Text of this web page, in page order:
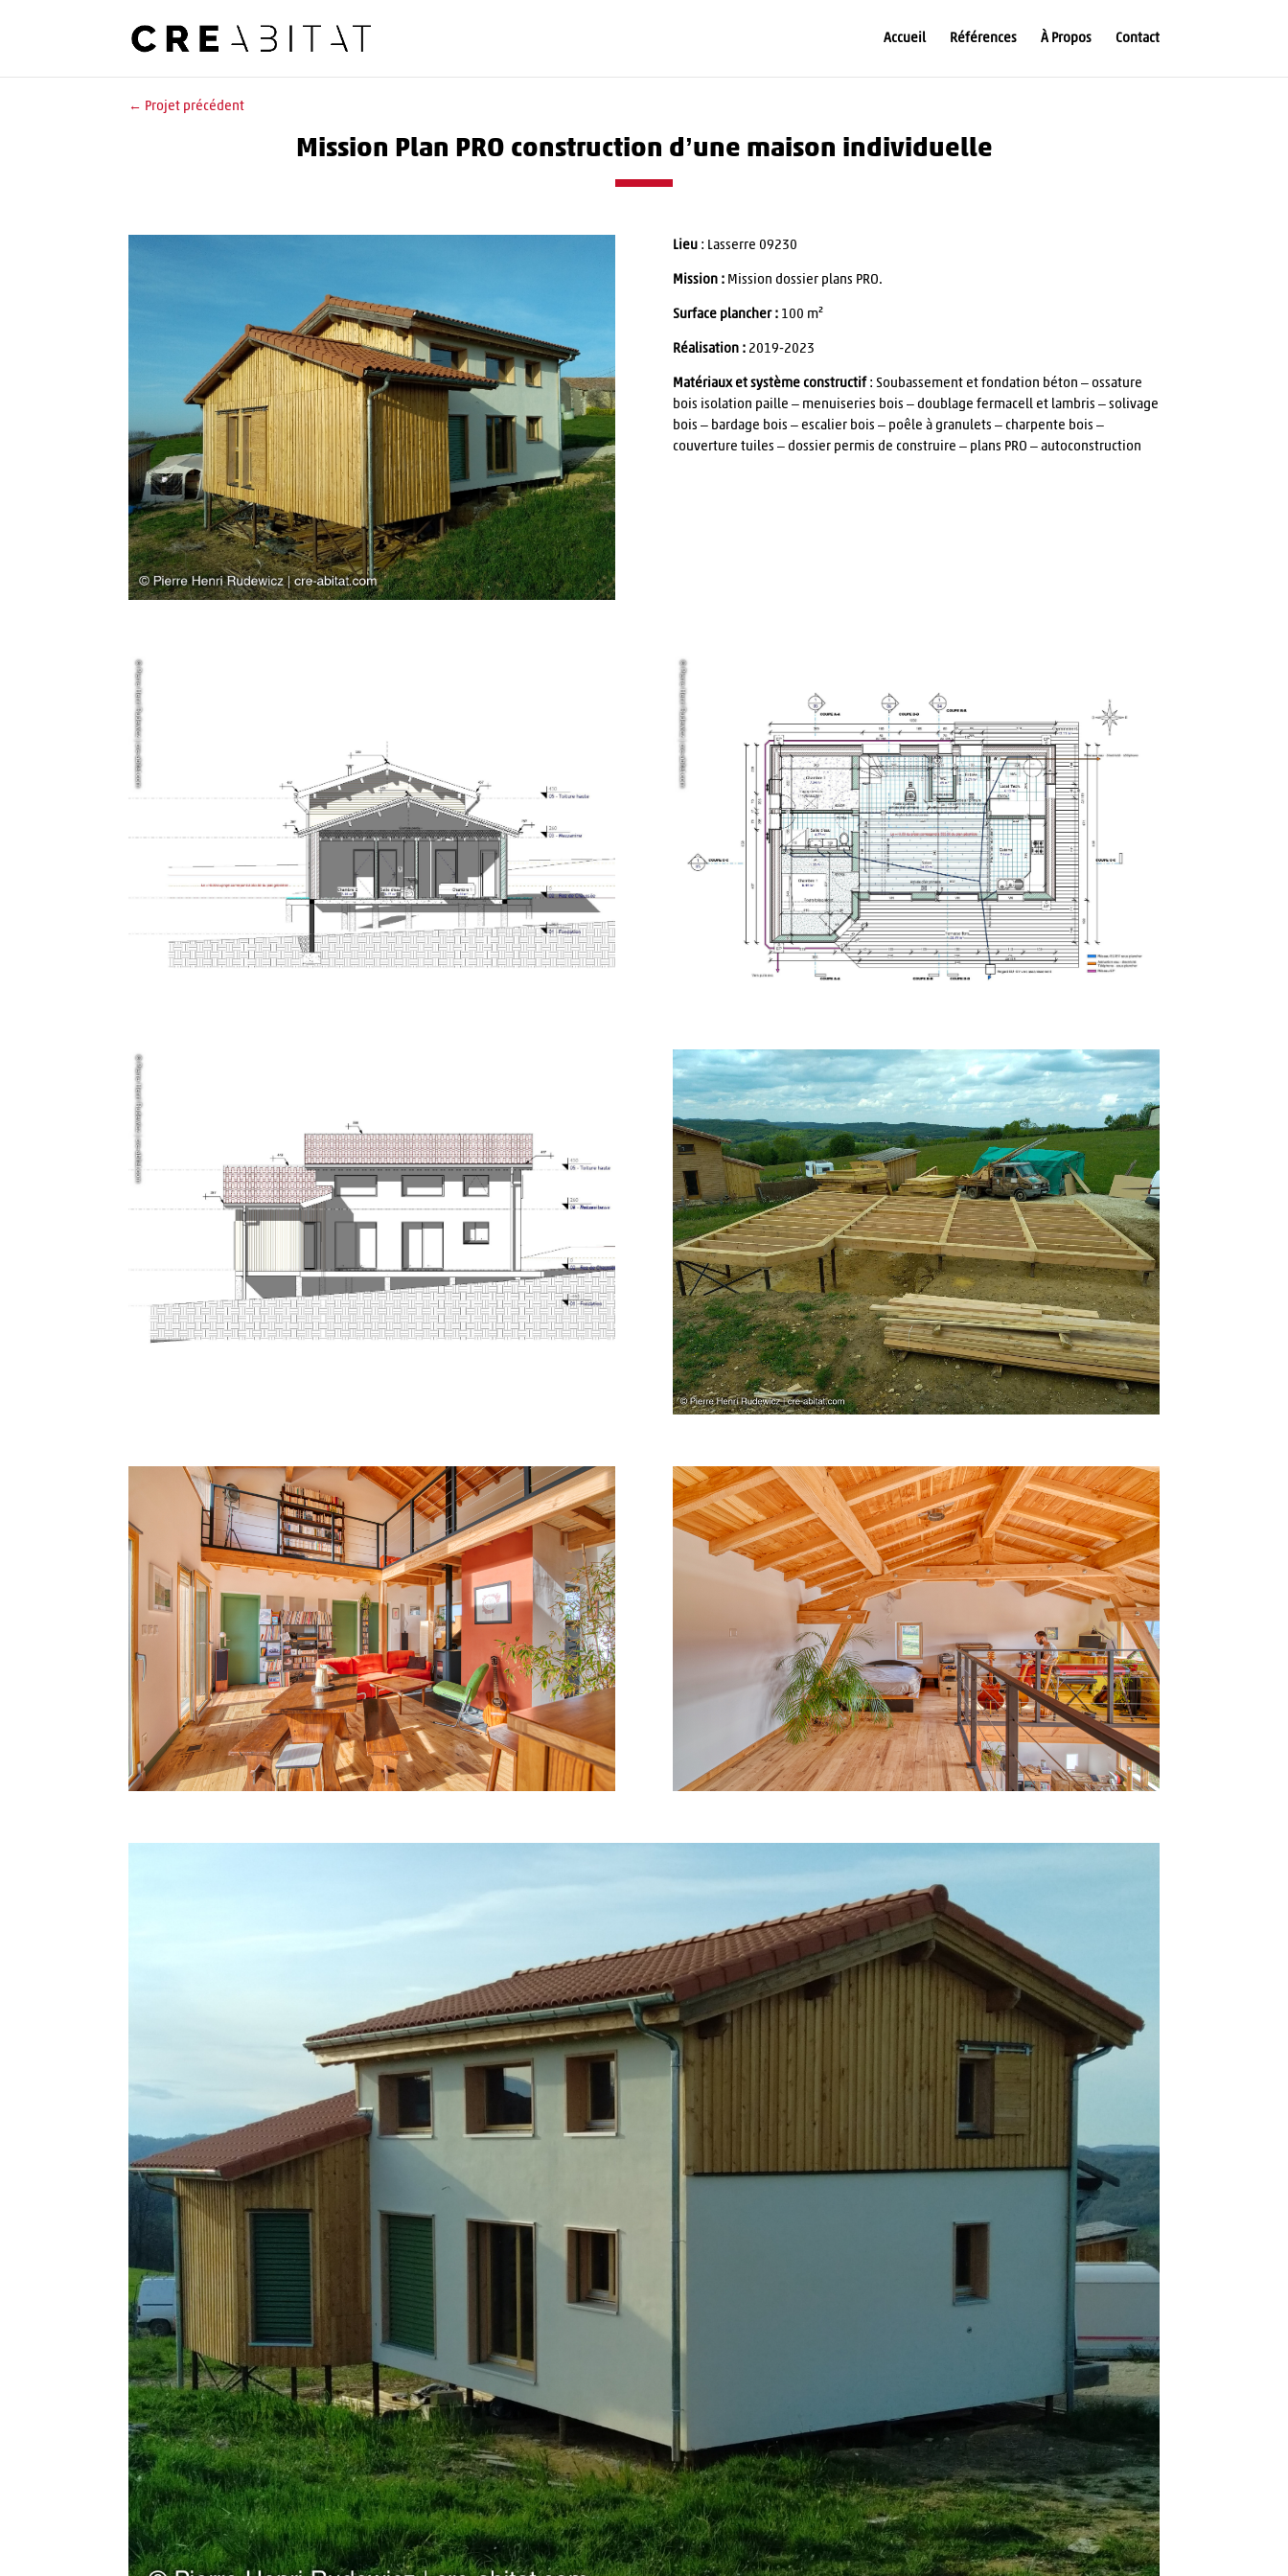
Accueil Références À Propos Contact
Mission Plan PRO construction d’une maison individuelle
Lieu: Lasserre 09230
Mission :Mission dossier plans PRO.
Surface plancher :100 m²
Réalisation :2019-2023
Matériaux et système constructif: Soubassement et fondation béton – ossature
bois isolation paille – menuiseries bois – doublage fermacell et lambris – solivage
bois – bardage bois – escalier bois – poêle à granulets – charpente bois –
couverture tuiles – dossier permis de construire – plans PRO – autoconstruction
← Projet précédent